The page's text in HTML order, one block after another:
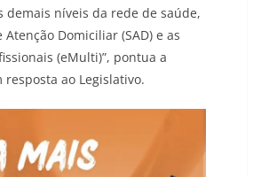
demais níveis da rede de saúde,
Atenção Domiciliar (SAD) e as
(eMulti)”, pontua a
ao Legislativo.